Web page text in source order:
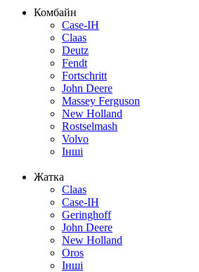
Комбайн
Case-IH
Claas
Deutz
Fendt
Fortschritt
John Deere
Massey Ferguson
New Holland
Rostselmash
Volvo
Інші
Жатка
Claas
Case-IH
Geringhoff
John Deere
New Holland
Oros
Інші